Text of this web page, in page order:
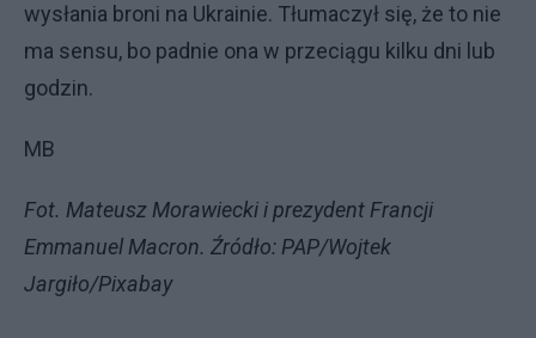
wysłania broni na Ukrainie. Tłumaczył się, że to nie
ma sensu, bo padnie ona w przeciągu kilku dni lub
godzin.
MB
Fot. Mateusz Morawiecki i prezydent Francji
Emmanuel Macron. Źródło: PAP/Wojtek
Jargiło/Pixabay